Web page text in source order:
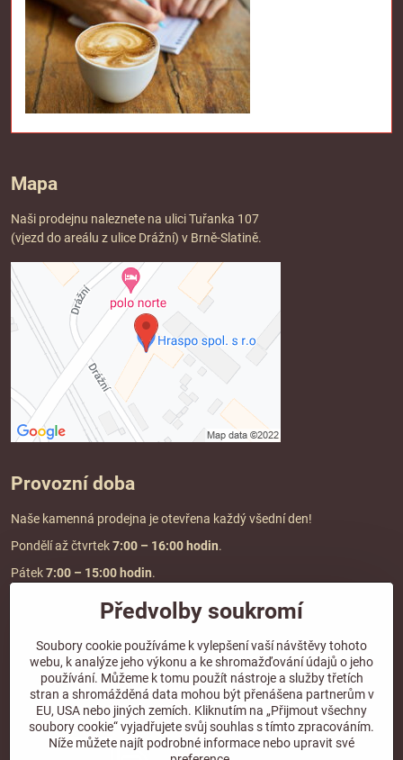
Mapa
Naši prodejnu naleznete na ulici Tuřanka 107
(vjezd do areálu z ulice Drážní) v Brně-Slatině.
Provozní doba
Naše kamenná prodejna je otevřena každý všední den!
Pondělí až čtvrtek7:00 – 16:00 hodin.
Pátek7:00 – 15:00 hodin.
Doprava a platba
DOPRAVA ZDARMA
při objednávce nad2000 Kč vč. DPH.
*Nevztahuje se na paletovou přepravu.
Předvolby soukromí
Soubory cookie používáme k vylepšení vaší návštěvy tohoto
webu, k analýze jeho výkonu a ke shromažďování údajů o jeho
používání. Můžeme k tomu použít nástroje a služby třetích
stran a shromážděná data mohou být přenášena partnerům v
EU, USA nebo jiných zemích. Kliknutím na „Přijmout všechny
soubory cookie“ vyjadřujete svůj souhlas s tímto zpracováním.
Níže můžete najít podrobné informace nebo upravit své